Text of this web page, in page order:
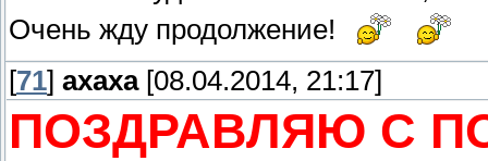
Очень жду продолжение!
[71] ахаха[08.04.2014, 21:17]
ПОЗДРАВЛЯЮ С